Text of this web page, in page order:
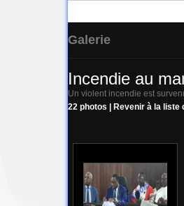
Galerie
Incendie au
Un violent incendie est
22 photos
Revenir à la liste